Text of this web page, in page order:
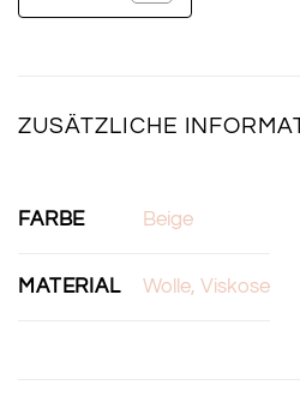
ZUSÄTZLICHE
FARBE Beige
MATERIAL Wolle, Viskose